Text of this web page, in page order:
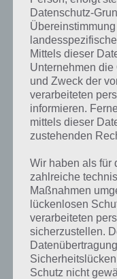
Touch auf dem Display
optimal ist.
Positiv überrascht bin
die das Nokia Lumia
Prozessor und seinen 4
der ersten Sekunde an
Einschalten des
Sekunden da, was aber
Betriebssystem liegt.
keinen einzigen Absturz
die Spiele waren der
wo es auch mal
einfrieren kann.
Einrichtung
Windows
Datenschutz-
Mittels dieser
Unternehmen die
und Zweck der
verarbeiteten
informieren.
mittels dieser
zustehenden
Wir haben als für
zahlreiche
Maßnahmen
lückenlosen
verarbeiteten
sicherzustellen.
Schutz nicht